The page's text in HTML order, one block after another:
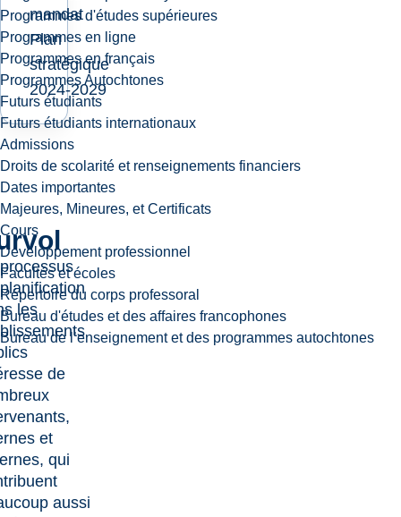
Programmes d'études supérieures
Programmes en ligne
Programmes en français
Programmes Autochtones
Futurs étudiants
Futurs étudiants internationaux
Admissions
Droits de scolarité et renseignements financiers
Dates importantes
Majeures, Mineures, et Certificats
Cours
Développement professionnel
Facultés et écoles
Répertoire du corps professoral
Bureau d'études et des affaires francophones
Bureau de l’enseignement et des programmes autochtones
mandat
Plan
stratégique
2024-2029
les
de
et
qui
aussi